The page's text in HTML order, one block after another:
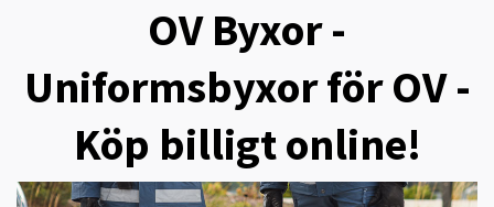
OV Byxor -
Uniformsbyxor för OV -
Köp billigt online!